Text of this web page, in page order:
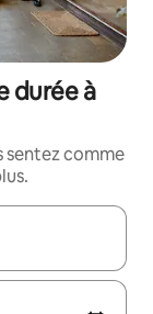
durée à
sentez comme
flèches vers le